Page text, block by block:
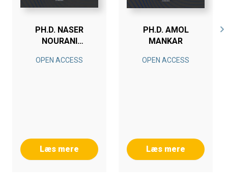
PH.D. NASER
NOURANI
OPEN ACCESS
Læs mere
PH.D. AMOL
MANKAR
OPEN ACCESS
Læs mere